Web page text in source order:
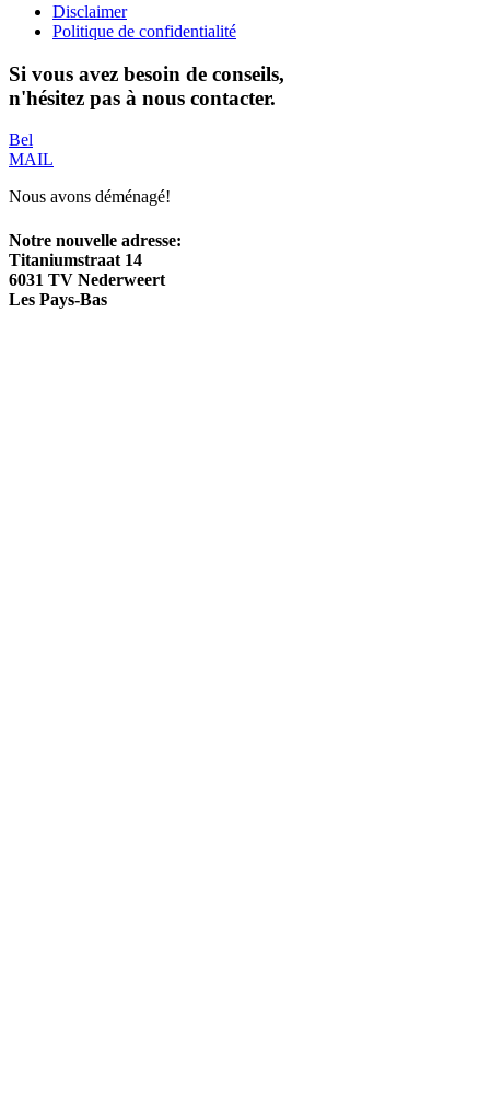
Disclaimer
Politique de confidentialité
Si vous avez besoin de conseils,
n'hésitez pas à nous contacter.
Bel
MAIL
Nous avons déménagé!
Notre nouvelle adresse:
Titaniumstraat 14
6031 TV Nederweert
Les Pays-Bas